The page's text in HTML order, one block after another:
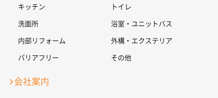
キッチン トイレ
洗面所 浴室・ユニットバス
内部リフォーム 外構・エクステリア
バリアフリー その他
会社案内